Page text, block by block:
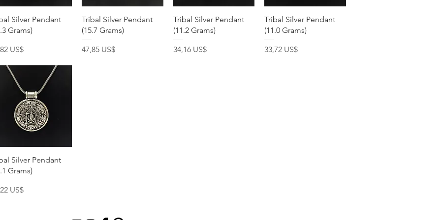
Vista rápida
Silver Pendant
Grams)
US$
Vista rápida
Tribal Silver Pendant
(15.7 Grams)
Precio
47,85 US$
Vista rápida
Tribal Silver Pendant
(11.2 Grams)
Precio
34,16 US$
Vista rápida
Tribal Silver Pendant
(11.0 Grams)
Precio
33,72 US$
Vista rápida
Silver Pendant
Grams)
US$